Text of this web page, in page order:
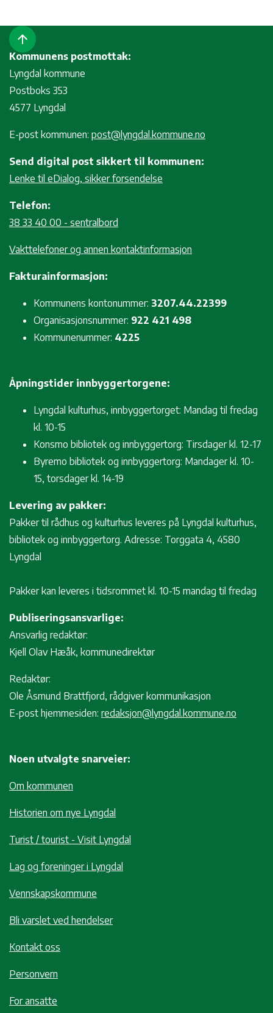
arrow_upward
Kommunens postmottak:
Lyngdal kommune
Postboks 353
4577 Lyngdal
E-post kommunen: post@lyngdal.kommune.no
Send digital post sikkert til kommunen:
Lenke til eDialog, sikker forsendelse
Telefon:
38 33 40 00 - sentralbord
Vakttelefoner og annen kontaktinformasjon
Fakturainformasjon:
Kommunens kontonummer: 3207.44.22399
Organisasjonsnummer: 922 421 498
Kommunenummer: 4225
Åpningstider innbyggertorgene:
Lyngdal kulturhus, innbyggertorget: Mandag til fredag
kl. 10-15
Konsmo bibliotek og innbyggertorg: Tirsdager kl. 12-17
Byremo bibliotek og innbyggertorg: Mandager kl. 10-
15, torsdager kl. 14-19
Levering av pakker:
Pakker til rådhus og kulturhus leveres på Lyngdal kulturhus,
bibliotek og innbyggertorg. Adresse: Torggata 4, 4580
Lyngdal
Pakker kan leveres i tidsrommet kl. 10-15 mandag til fredag
Publiseringsansvarlige:
Ansvarlig redaktør:
Kjell Olav Hæåk, kommunedirektør
Redaktør:
Ole Åsmund Brattfjord, rådgiver kommunikasjon
E-post hjemmesiden: redaksjon@lyngdal.kommune.no
Noen utvalgte snarveier:
Om kommunen
Historien om nye Lyngdal
Turist / tourist - Visit Lyngdal
Lag og foreninger i Lyngdal
Vennskapskommune
Bli varslet ved hendelser
Kontakt oss
Personvern
For ansatte